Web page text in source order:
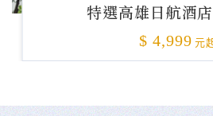
特選高雄日航酒
$ 4,999 元